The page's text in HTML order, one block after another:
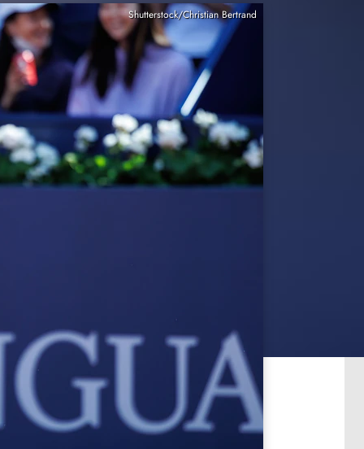
Shutterstock/Christian Bertrand